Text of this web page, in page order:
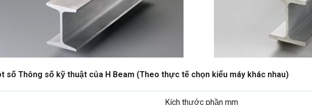
số Thông số kỹ thuật của H Beam (Theo thực tế chọn kiểu máy khác nhau)
Kích thước phần mm